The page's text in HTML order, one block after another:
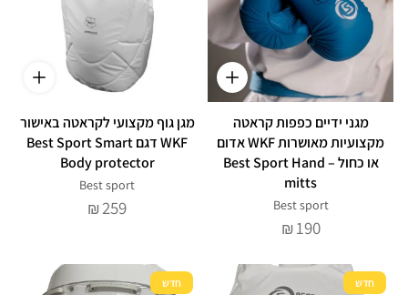
מגני ידיים כפפות קראטה
מקצועיות מאושרות WKF אדום
או כחול – Best Sport Hand
mitts
Best sport
₪ 190
מגן גוף מקצועי לקראטה באישור
WKF דגם Best Sport Smart
Body protector
Best sport
₪259
חדש חדש